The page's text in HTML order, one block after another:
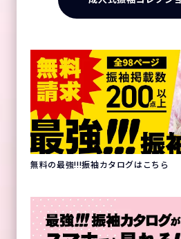
無料の最強!!!振袖カタログはこちら